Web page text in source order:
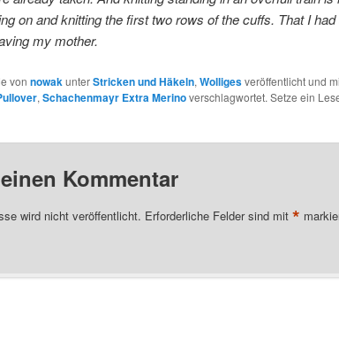
on and knitting the first two rows of the cuffs. That I
my mother.
von nowakunterStricken und Häkeln, Wolligesveröffentlicht und
, Schachenmayr Extra Merinoverschlagwortet. Setze ein
Kommentar
wird nicht veröffentlicht. Erforderliche Felder sind mit *